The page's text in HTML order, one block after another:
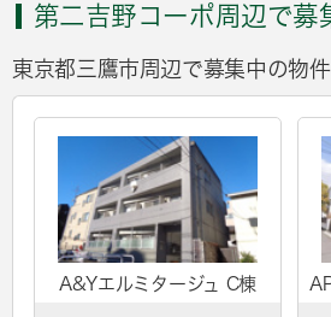
第二吉野コーポ周辺で募
東京都三鷹市周辺で募集中の物件
A&Yエルミタージュ C棟